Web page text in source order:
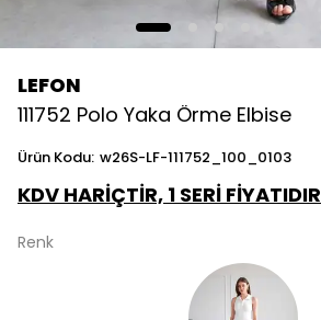
LEFON
111752 Polo Yaka Örme Elbise
Ürün Kodu: w26S-LF-111752_100_0103
KDV HARİÇTİR, 1 SERİ FİYATIDIR
Renk